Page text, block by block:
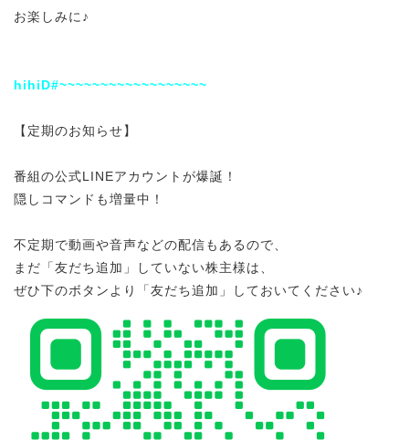
お楽しみに♪
hihiD#~~~~~~~~~~~~~~~~~~
【定期のお知らせ】
番組の公式LINEアカウントが爆誕！
隠しコマンドも増量中！
不定期で動画や音声などの配信もあるので、
まだ「友だち追加」していない株主様は、
ぜひ下のボタンより「友だち追加」しておいてください♪